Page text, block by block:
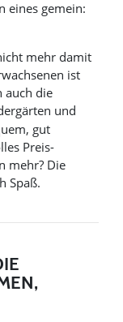
eines gemein:
mehr damit
ist
auch die
und
gut
Preis-
mehr? Die
Spaß.